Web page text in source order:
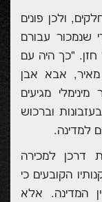
ולכן פונים
שנמכור עבורם
"כך היה עם
מאיר, אבא אבן
מגיעים
וברכוש
למדינה.
דרכן למכירה
הקובעים כי
המדינה. אלא